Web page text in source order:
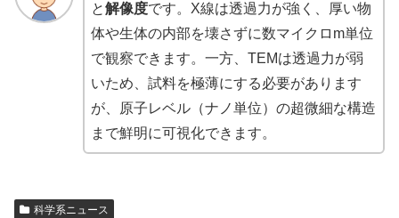
と解像度です。X線は透過力が強く、厚い物
体や生体の内部を壊さずに数マイクロm単位
で観察できます。一方、TEMは透過力が弱
いため、試料を極薄にする必要があります
が、原子レベル（ナノ単位）の超微細な構造
まで鮮明に可視化できます。
科学系ニュース